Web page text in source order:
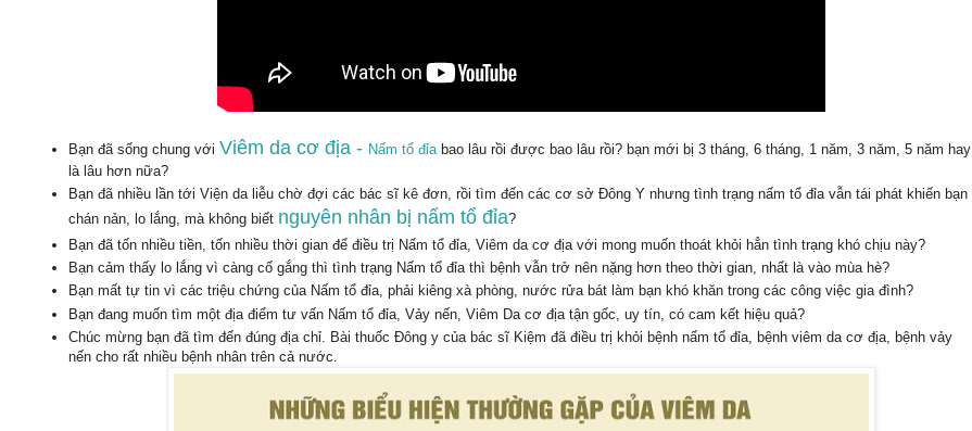
Bạn đã sống chung với Viêm da cơ địa - Nấm tổ đỉabao lâu rồi được bao lâu rồi? bạn mới bị 3 tháng, 6 tháng, 1 năm, 3 năm, 5 năm hay
là lâu hơn nữa?
Bạn đã nhiều lần tới Viện da liễu chờ đợi các bác sĩ kê đơn, rồi tìm đến các cơ sở Đông Y nhưng tình trạng nấm tổ đỉa vẫn tái phát khiến bạn
chán nản, lo lắng, mà không biết nguyên nhân bị nấm tổ đỉa?
Bạn đã tốn nhiều tiền, tốn nhiều thời gian để điều trị Nấm tổ đỉa, Viêm da cơ địa với mong muốn thoát khỏi hẳn tình trạng khó chịu này?
Bạn cảm thấy lo lắng vì càng cố gắng thì tình trạng Nấm tổ đỉa thì bệnh vẫn trở nên nặng hơn theo thời gian, nhất là vào mùa hè?
Bạn mất tự tin vì các triệu chứng của Nấm tổ đỉa, phải kiêng xà phòng, nước rửa bát làm bạn khó khăn trong các công việc gia đình?
Bạn đang muốn tìm một địa điểm tư vấn Nấm tổ đỉa, Vảy nến, Viêm Da cơ địa tận gốc, uy tín, có cam kết hiệu quả?
Chúc mừng bạn đã tìm đến đúng địa chỉ. Bài thuốc Đông y của bác sĩ Kiệm đã điều trị khỏi bệnh nấm tổ đỉa, bệnh viêm da cơ địa, bệnh vảy
nến cho rất nhiều bệnh nhân trên cả nước.